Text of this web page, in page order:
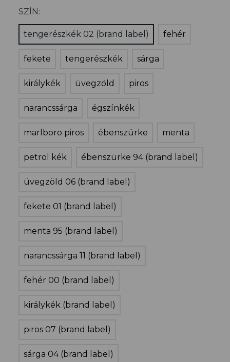
SZÍN:
tengerészkék 02 (brand label) fehér
fekete tengerészkék sárga
királykék üvegzöld piros
narancssárga égszínkék
marlboro piros ébenszürke menta
petrol kék ébenszürke 94 (brand label)
üvegzöld 06 (brand label)
fekete 01 (brand label)
menta 95 (brand label)
narancssárga 11 (brand label)
fehér 00 (brand label)
királykék (brand label)
piros 07 (brand label)
sárga 04 (brand label)